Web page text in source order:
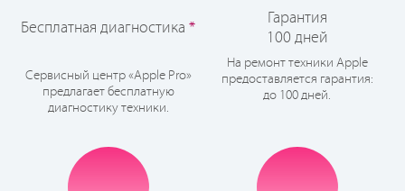
Бесплатная диагностика *
Сервисный центр «Apple Pro»
предлагает бесплатную
диагностику техники.
Гарантия
100 дней
На ремонт техники Apple
предоставляется гарантия:
до 100 дней.